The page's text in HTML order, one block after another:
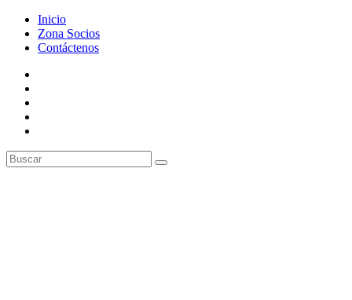
Inicio
Zona Socios
Contáctenos